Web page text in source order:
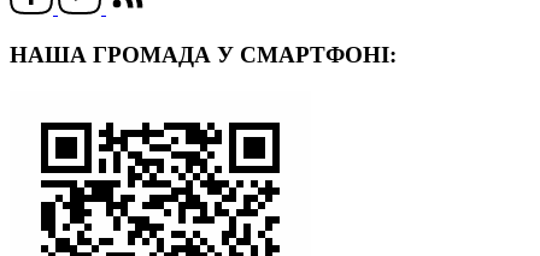
НАША ГРОМАДА У СМАРТФОНІ: